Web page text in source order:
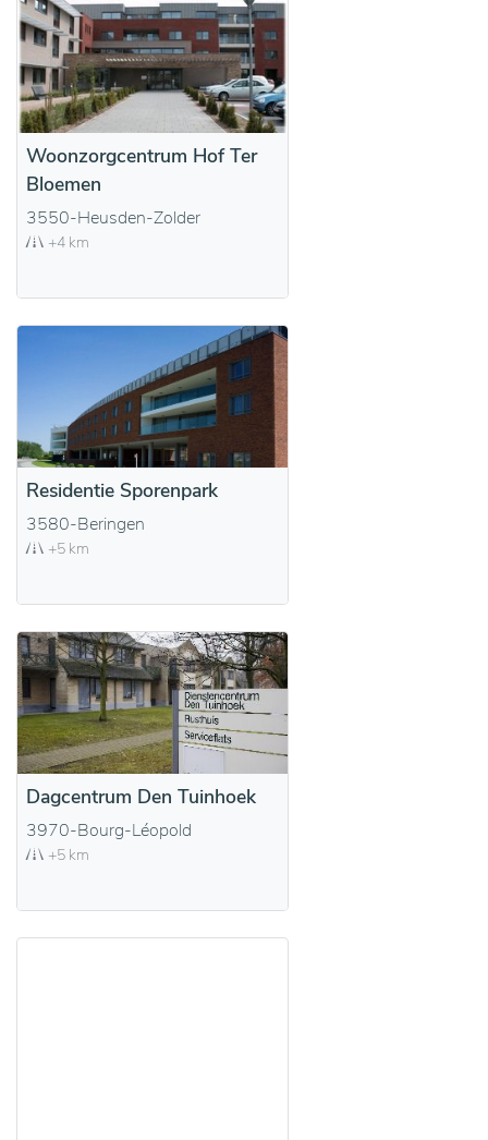
Woonzorgcentrum Hof Ter
Bloemen
3550-Heusden-Zolder
+4 km
Residentie Sporenpark
3580-Beringen
+5 km
Dagcentrum Den Tuinhoek
3970-Bourg-Léopold
+5 km